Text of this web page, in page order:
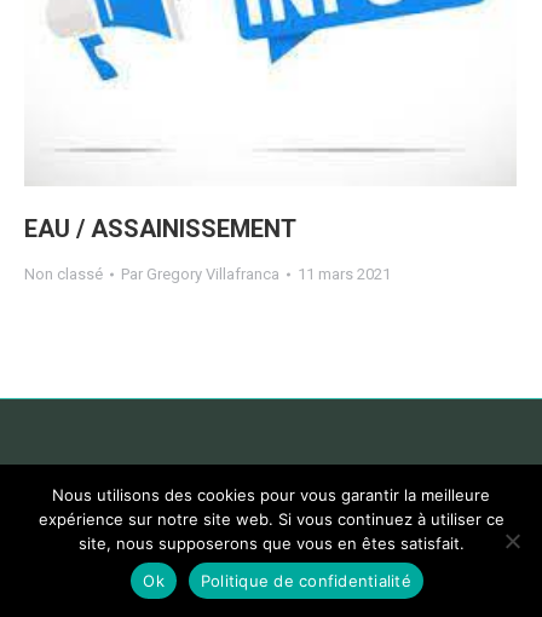
EAU / ASSAINISSEMENT
Non classé Par Gregory Villafranca 11 mars 2021
Nous utilisons des cookies pour vous garantir la meilleure
expérience sur notre site web. Si vous continuez à utiliser ce
site, nous supposerons que vous en êtes satisfait.
Ok
Politique de confidentialité